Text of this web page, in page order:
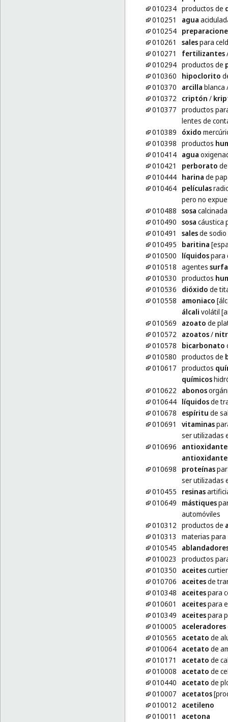
010234 productos de
010251
agua
010254
010261
salespara
010271
fertilizantes
010294 productos de
010360
hipoclorito
010370
arcilla blanca
010372
criptón /
010377 productos
lentes de
010389
óxido
010398 productos
010414 agua
010421
perborato
010444 harina de
010464 películas
pero no
010488 sosa calcinada
010490 sosa cáustica
010491
salesde sodio
010495
baritina
010500
líquidospara
010518 agentes
010530 productos
010536
dióxido de
010558
amoniaco
álcali volátil
010569
azoato de
010572
azoatos/
010578
bicarbonato
010580 productos de
010617 productos
químicos
010622
abonos
010644 líquidosde
010678
espíritu de
010691
vitaminas
ser utilizadas
010696
010698
proteínas
ser utilizadas
010455
resinas
010649
mástiques
automóviles
010312 productos de
010313
materias para
010545
010023
productos
010350
aceites
010706
aceitesde
010348
aceitespara
010601
aceitespara
010349
aceitespara
010005
aceleradores
010565
acetato de
010064 acetato de
010171
acetato de
010008
acetato de
010440
acetato de
010007
acetatos
010012
acetileno
010011
acetona